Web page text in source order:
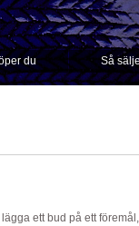
du Så
ett bud på ett